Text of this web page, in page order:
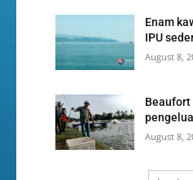
Enam
IPU
August 8,
Beaufort
August 8,